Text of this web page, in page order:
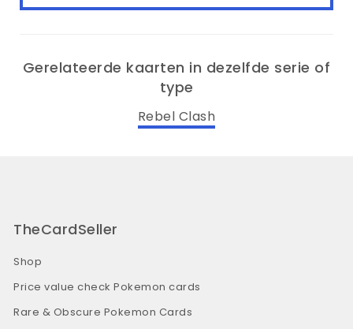
Gerelateerde kaarten in dezelfde serie of
type
Rebel Clash
TheCardSeller
Shop
Price value check Pokemon cards
Rare & Obscure Pokemon Cards